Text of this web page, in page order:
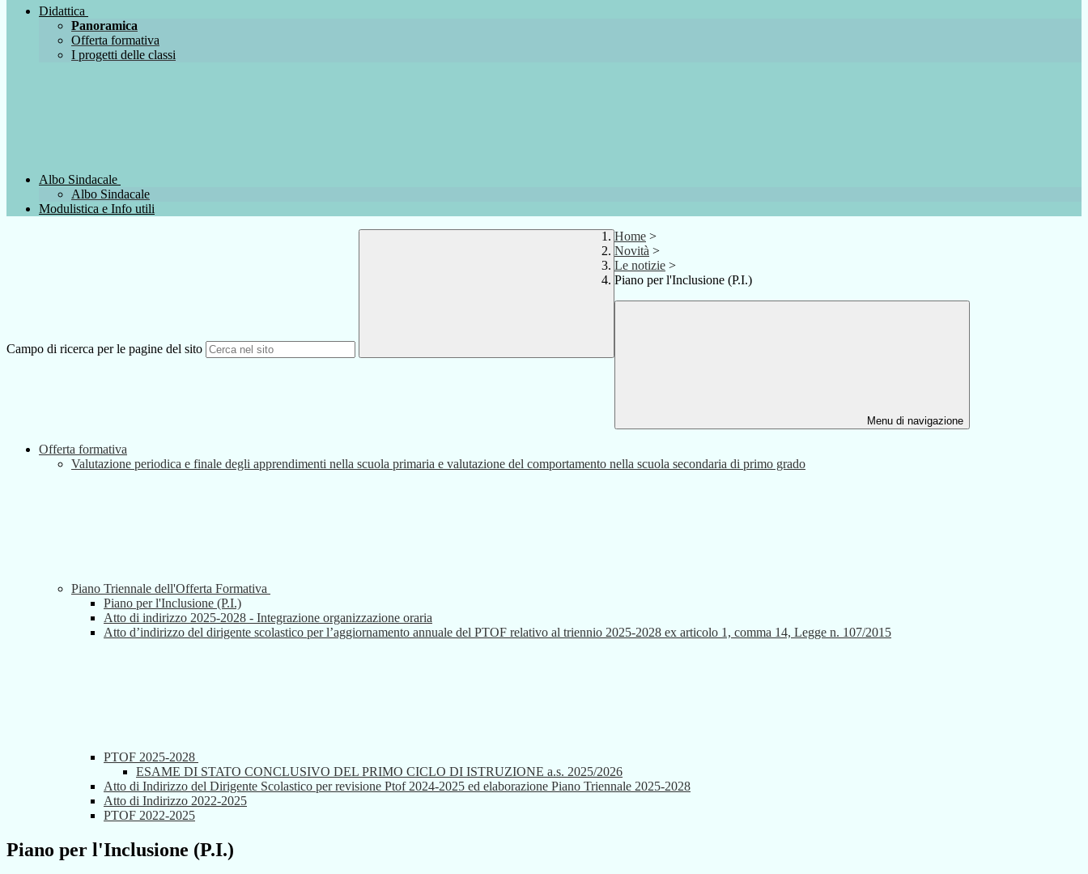
Didattica
Panoramica
Offerta formativa
I progetti delle classi
Albo Sindacale
Albo Sindacale
Modulistica e Info utili
Campo di ricerca per le pagine del sito
Home >
Novità >
Le notizie >
Piano per l'Inclusione (P.I.)
Menu di navigazione
Offerta formativa
Valutazione periodica e finale degli apprendimenti nella scuola primaria e valutazione del comportamento nella scuola secondaria di primo grado
Piano Triennale dell'Offerta Formativa
Piano per l'Inclusione (P.I.)
Atto di indirizzo 2025-2028 - Integrazione organizzazione oraria
Atto d’indirizzo del dirigente scolastico per l’aggiornamento annuale del PTOF relativo al triennio 2025-2028 ex articolo 1, comma 14, Legge n. 107/2015
PTOF 2025-2028
ESAME DI STATO CONCLUSIVO DEL PRIMO CICLO DI ISTRUZIONE a.s. 2025/2026
Atto di Indirizzo del Dirigente Scolastico per revisione Ptof 2024-2025 ed elaborazione Piano Triennale 2025-2028
Atto di Indirizzo 2022-2025
PTOF 2022-2025
Piano per l'Inclusione (P.I.)